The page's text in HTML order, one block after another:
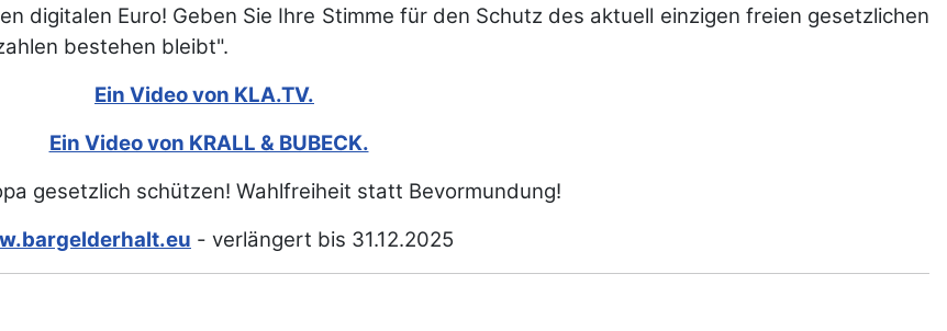
digitalen Euro! Geben Sie Ihre Stimme für den Schutz des aktuell einzigen freien gesetzlichen
bestehen bleibt".
Ein Video von KLA.TV.
Ein Video von KRALL & BUBECK.
gesetzlich schützen! Wahlfreiheit statt Bevormundung!
- verlängert bis 31.12.2025